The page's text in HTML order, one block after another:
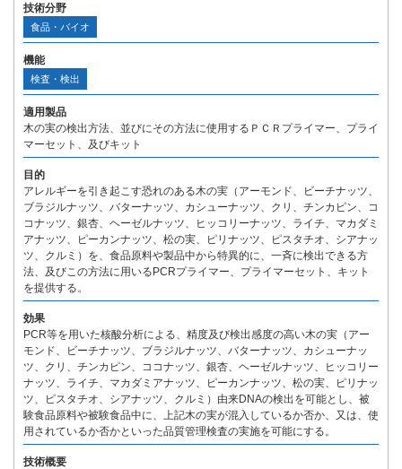
技術分野
食品・バイオ
機能
検査・検出
適用製品
木の実の検出方法、並びにその方法に使用するＰＣＲプライマー、プライ
マーセット、及びキット
目的
アレルギーを引き起こす恐れのある木の実（アーモンド、ビーチナッツ、
ブラジルナッツ、バターナッツ、カシューナッツ、クリ、チンカピン、コ
コナッツ、銀杏、ヘーゼルナッツ、ヒッコリーナッツ、ライチ、マカダミ
アナッツ、ピーカンナッツ、松の実、ピリナッツ、ピスタチオ、シアナッ
ツ、クルミ）を、食品原料や製品中から特異的に、一斉に検出できる方
法、及びこの方法に用いるPCRプライマー、プライマーセット、キット
を提供する。
効果
PCR等を用いた核酸分析による、精度及び検出感度の高い木の実（アー
モンド、ビーチナッツ、ブラジルナッツ、バターナッツ、カシューナッ
ツ、クリ、チンカピン、ココナッツ、銀杏、ヘーゼルナッツ、ヒッコリー
ナッツ、ライチ、マカダミアナッツ、ピーカンナッツ、松の実、ピリナッ
ツ、ピスタチオ、シアナッツ、クルミ）由来DNAの検出を可能とし、被
験食品原料や被験食品中に、上記木の実が混入しているか否か、又は、使
用されているか否かといった品質管理検査の実施を可能にする。
技術概要